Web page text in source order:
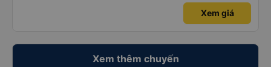
Xem giá
Xem thêm chuyến